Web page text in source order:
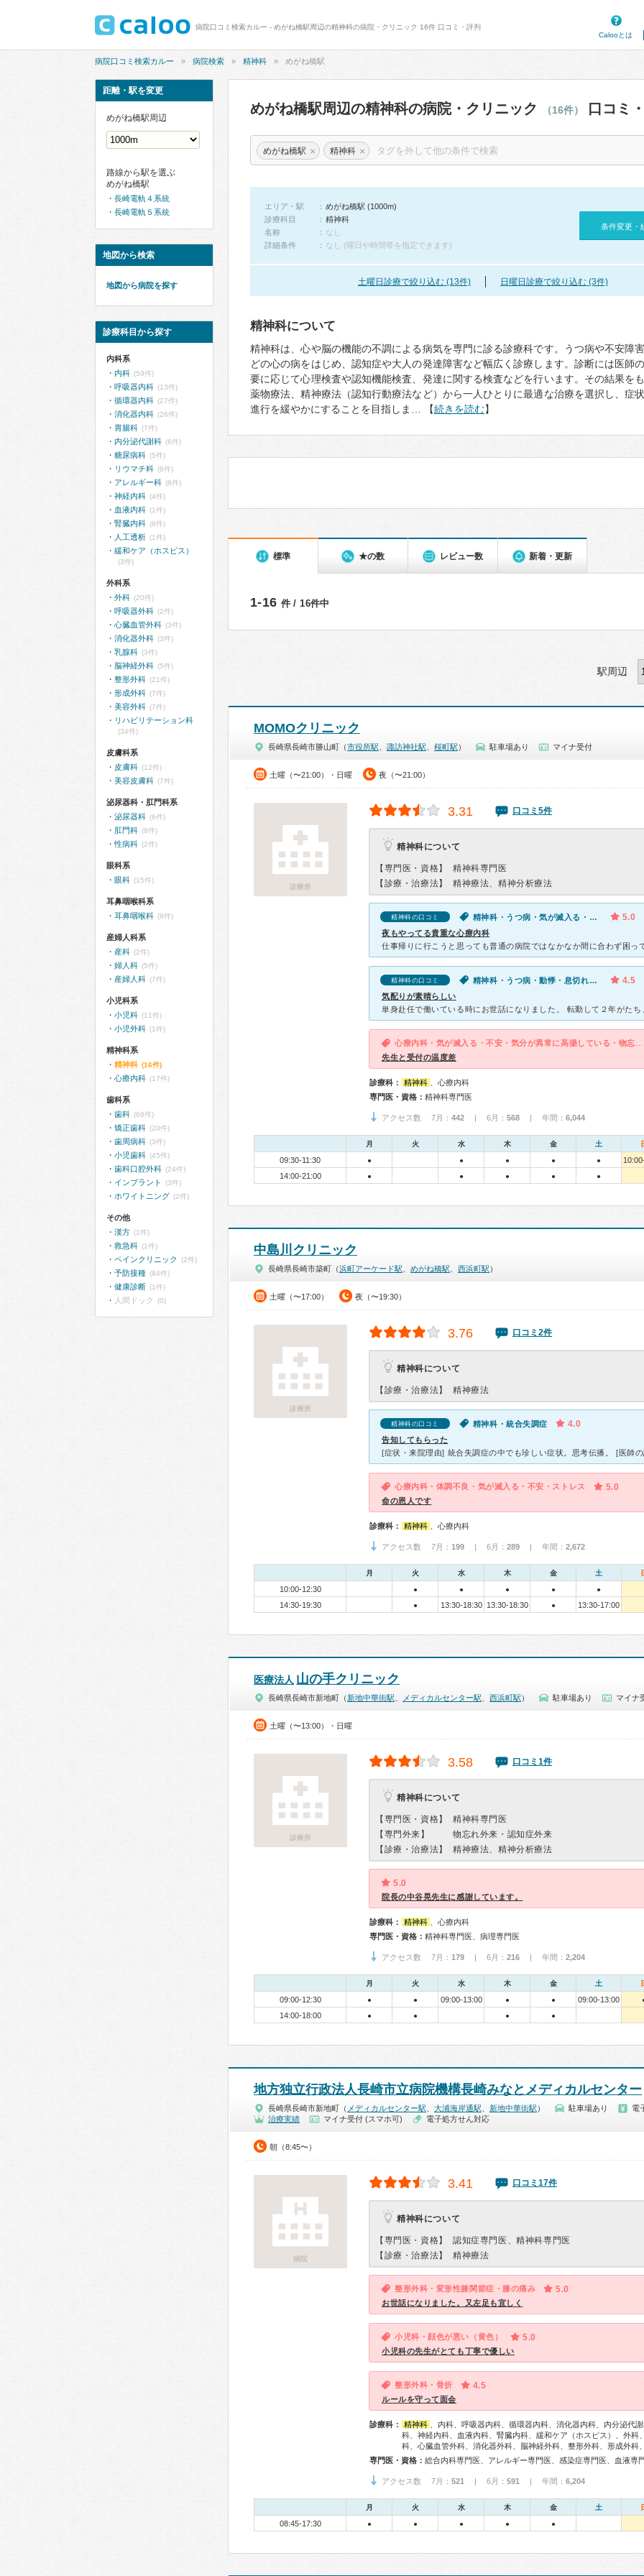
病院口コミ検索カルー - めがね橋駅周辺の精神科の病院・クリニック 16件 口コミ・評判
Calooとは
病院口コミ検索カルー 病院検索 精神科 めがね橋駅
めがね橋駅周辺の精神科の病院・クリニック （16件） 口コミ
めがね橋駅 × 精神科 ×
エリア・駅
めがね橋駅 (1000m)
診療科目
精神科
名称
なし
詳細条件
なし (曜日や時間帯を指定できます)
条件変更・
土曜日診療で絞り込む (13件) 日曜日診療で絞り込む (3件)
精神科について
精神科は、心や脳の機能の不調による病気を専門に診る診療科です。うつ病や不安障
どの心の病をはじめ、認知症や大人の発達障害など幅広く診療します。診断には医師
要に応じて心理検査や認知機能検査、発達に関する検査などを行います。その結果を
薬物療法、精神療法（認知行動療法など）から一人ひとりに最適な治療を選択し、症
進行を緩やかにすることを目指しま… 【続きを読む】
標準 ★の数 レビュー数 新着・更新
1-16 件 / 16件中
駅周辺
MOMOクリニック
長崎県長崎市勝山町（市役所駅 諏訪神社駅 桜町駅 ） 駐車場あり マイナ受付
土曜（〜21:00）・日曜 夜（〜21:00）
診療所
3.31 口コミ5件
精神科について
【専門医・資格】
精神科専門医
【診療・治療法】
精神療法、精神分析療法
精神科の口コミ 精神科・うつ病・気が滅入る・不安 5.0
夜もやってる貴重な心療内科
精神科の口コミ 精神科・うつ病・動悸・息切れ・寝つきが悪い・不眠・気が滅入る・不安 4.5
気配りが素晴らしい
先生と受付の温度差
診療科： 精神科
、心療内科
専門医・資格： 精神科専門医
アクセス数 7月： 442 | 6月： 568 | 年間： 6,044
月 火 水 木 金 土
09:30-11:30 ● ● ● ● ●
14:00-21:00
● ● ● ● ●
中島川クリニック
長崎県長崎市築町（浜町アーケード駅 めがね橋駅 西浜町駅 ）
土曜（〜17:00） 夜（〜19:30）
診療所
3.76 口コミ2件
精神科について
【診療・治療法】 精神療法
精神科の口コミ 精神科・統合失調症 4.0
告知してもらった
心療内科・体調不良・気が滅入る・不安・ストレス 5.0
命の恩人です
診療科： 精神科 、心療内科
アクセス数 7月： 199 | 6月： 289 | 年間： 2,672
月 火 水 木 金 土
10:00-12:30 ● ● ● ● ●
14:30-19:30 ● 13:30-18:30 13:30-18:30 ● 13:30-17:00
医療法人 山の手クリニック
長崎県長崎市新地町（ 新地中華街駅 メディカルセンター駅 西浜町駅 ） 駐車場あり マイナ
土曜（〜13:00）・日曜
診療所
3.58 口コミ1件
精神科について
【専門医・資格】
精神科専門医
【専門外来】
物忘れ外来・認知症外来
【診療・治療法】
精神療法、精神分析療法
5.0
院長の中谷晃先生に感謝しています。
診療科： 精神科
、心療内科
専門医・資格： 精神科専門医、病理専門医
アクセス数 7月： 179 | 6月： 216 | 年間： 2,204
月 火 水 木 金 土
09:00-12:30 ● ● 09:00-13:00 ● ● 09:00-13:00
14:00-18:00 ● ● ● ●
地方独立行政法人長崎市立病院機構長崎みなとメディカルセンター
長崎県長崎市新地町（ メディカルセンター駅 大浦海岸通駅 新地中華街駅 ） 駐車場あり
電
治療実績
マイナ受付 (スマホ可) 電子処方せん対応
朝（8:45〜）
病院
3.41 口コミ17件
精神科について
【専門医・資格】
認知症専門医、精神科専門医
【診療・治療法】
精神療法
整形外科・変形性膝関節症・膝の痛み 5.0
お世話になりました。又左足も宜しく
小児科・顔色が悪い（黄色） 5.0
小児科の先生がとても丁寧で優しい
整形外科・骨折 4.5
ルールを守って面会
診療科： 精神科
、内科、呼吸器内科、循環器内科、消化器内科、内分泌代
科、神経内科、血液内科、腎臓内科、緩和ケア（ホスピス）、外科
科、心臓血管外科、消化器外科、脳神経外科、整形外科、形成外科
専門医・資格：
アクセス数 7月： 521 | 6月： 591 | 年間： 6,204
月 火 水 木 金 土
08:45-17:30 ● ● ● ● ●
距離・駅を変更
めがね橋駅周辺
路線から駅を選ぶ
めがね橋駅
長崎電軌４系統
長崎電軌５系統
地図から検索
地図から病院を探す
診療科目から探す
内科系
内科 (59件)
呼吸器内科 (13件)
循環器内科 (27件)
消化器内科 (26件)
胃腸科 (7件)
内分泌代謝科 (6件)
糖尿病科 (5件)
リウマチ科 (6件)
アレルギー科 (8件)
神経内科 (4件)
血液内科 (1件)
腎臓内科 (6件)
人工透析 (1件)
緩和ケア（ホスピス）
(3件)
外科系
外科 (20件)
呼吸器外科 (2件)
心臓血管外科 (3件)
消化器外科 (3件)
乳腺科 (3件)
脳神経外科 (5件)
整形外科 (21件)
形成外科 (7件)
美容外科 (7件)
リハビリテーション科
(34件)
皮膚科系
皮膚科 (12件)
美容皮膚科 (7件)
泌尿器科・肛門科系
泌尿器科 (6件)
肛門科 (8件)
性病科 (2件)
眼科系
眼科 (15件)
耳鼻咽喉科系
耳鼻咽喉科 (8件)
産婦人科系
産科 (2件)
婦人科 (5件)
産婦人科 (7件)
小児科系
小児科 (11件)
小児外科 (1件)
精神科系
精神科 (16件)
心療内科 (17件)
歯科系
歯科 (68件)
矯正歯科 (20件)
歯周病科 (3件)
小児歯科 (45件)
歯科口腔外科 (24件)
インプラント (3件)
ホワイトニング (2件)
その他
漢方 (1件)
救急科 (1件)
ペインクリニック (2件)
予防接種 (84件)
健康診断 (1件)
人間ドック (0)